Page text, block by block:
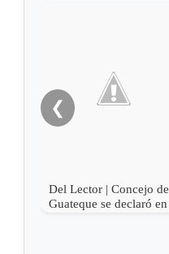
❮
Del Lector | Concejo de
Guateque se declaró en